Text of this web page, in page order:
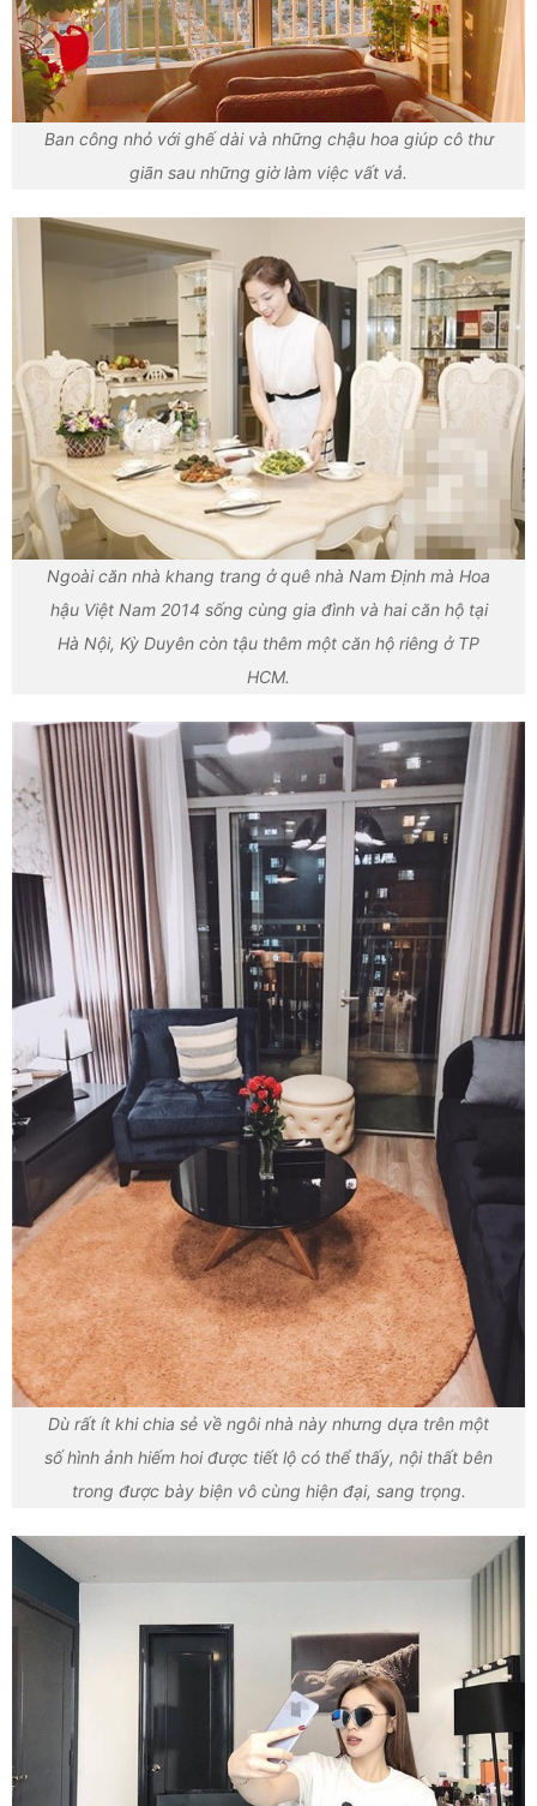
Ban công nhỏ với ghế dài và những chậu hoa giúp cô thư
giãn sau những giờ làm việc vất vả.
Ngoài căn nhà khang trang ở quê nhà Nam Định mà Hoa
hậu Việt Nam 2014 sống cùng gia đình và hai căn hộ tại
Hà Nội, Kỳ Duyên còn tậu thêm một căn hộ riêng ở TP
HCM.
Dù rất ít khi chia sẻ về ngôi nhà này nhưng dựa trên một
số hình ảnh hiếm hoi được tiết lộ có thể thấy, nội thất bên
trong được bày biện vô cùng hiện đại, sang trọng.